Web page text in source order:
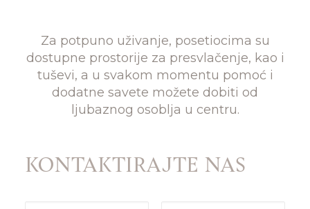
Za potpuno uživanje, posetiocima su
dostupne prostorije za presvlačenje, kao i
tuševi, a u svakom momentu pomoć i
dodatne savete možete dobiti od
ljubaznog osoblja u centru.
KONTAKTIRAJTE NAS